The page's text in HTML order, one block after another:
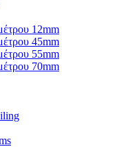
12mm
45mm
55mm
70mm